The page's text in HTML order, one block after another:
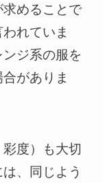
めることで
れていま
ジ系の服を
がありま
度）も大切
、同じよう